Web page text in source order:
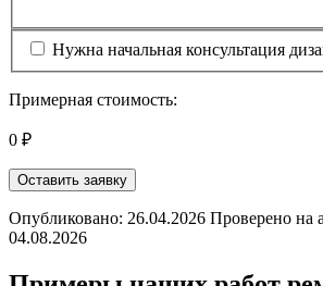
Нужна начальная консультация
Примерная стоимость:
0 ₽
Оставить заявку
Опубликовано: 26.04.2026 Проверено на
04.08.2026